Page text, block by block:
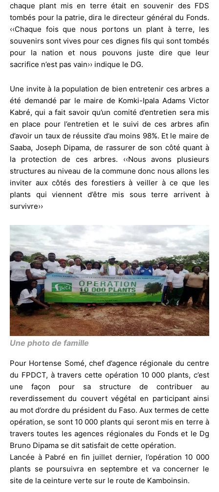
chaque plant mis en terre était en souvenir des FDS
tombés pour la patrie, dira le directeur général du Fonds.
‹‹Chaque fois que nous portons un plant à terre, les
souvenirs sont vives pour ces dignes fils qui sont tombés
pour la nation et nous pouvons juste dire que leur
sacrifice n’est pas vain›› indique le DG.
Une invite à la population de bien entretenir ces arbres a
été demandé par le maire de Komki-Ipala Adams Victor
Kabré, qui a fait savoir qu’un comité d’entretien sera mis
en place pour l’entretien et le suivi de ces arbres afin
d’avoir un taux de réussite d’au moins 98%. Et le maire de
Saaba, Joseph Dipama, de rassurer de son côté quant à
la protection de ces arbres. ‹‹Nous avons plusieurs
structures au niveau de la commune donc nous allons les
inviter aux côtés des forestiers à veiller à ce que les
plants qui viennent d’être mis sous terre arrivent à
survivre››
Une photo de famille
Pour Hortense Somé, chef d’agence régionale du centre
du FPDCT, à travers cette opération 10 000 plants, c’est
une façon pour sa structure de contribuer au
reverdissement du couvert végétal en participant ainsi
au mot d’ordre du président du Faso. Aux termes de cette
opération, se sont 10 000 plants qui seront mis en terre à
travers toutes les agences régionales du Fonds et le Dg
Bruno Dipama se dit satisfait de cette opération.
Lancée à Pabré en fin juillet dernier, l’opération 10 000
plants se poursuivra en septembre et va concerner le
site de la ceinture verte sur le route de Kamboinsin.